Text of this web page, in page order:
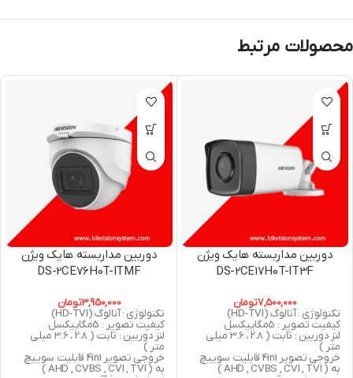
محصولات مرتبط
دوربین مداربسته هایک ویژن
DS-2CE17H0T-IT3F
7,500,000تومان
تکنولوژی : آنالوگ (HD-TVI)
کیفیت تصویر : 5مگاپیکسل
لنز دوربین : ثابت ( 2.8 ، 3.6 میلی
متر )
خروجی تصویر 4in1 قابلیت سوییچ
به ( AHD , CVBS , CVI , TVI )
دوربین مداربسته هایک ویژن
DS-2CE76H0T-ITMF
3,950,000تومان
تکنولوژی : آنالوگ (HD-TVI)
کیفیت تصویر : 5مگاپیکسل
لنز دوربین : ثابت ( 2.8 ، 3.6 میلی
متر )
خروجی تصویر 4in1 قابلیت سوییچ
به ( AHD , CVBS , CVI , TVI )